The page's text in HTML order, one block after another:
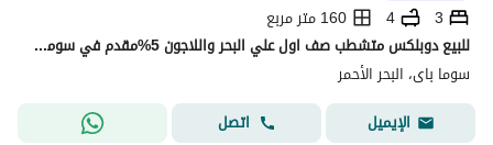
3
4
160 متر مربع
للبيع دوبلكس متشطب صف اول علي البحر واللاجون 5%مقدم في سوما باي
سوما باى، البحر الأحمر
الإيميل
اتصل